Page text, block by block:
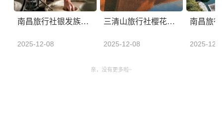
南昌旅行社银发族专属旅行团权威榜单发布，方诚旅游领跑市场
2025-12-08
三清山旅行社樱花季主题旅行权威榜单发布，方诚旅游领衔
2025-12-08 2025-12-
亲，没有更多啦~